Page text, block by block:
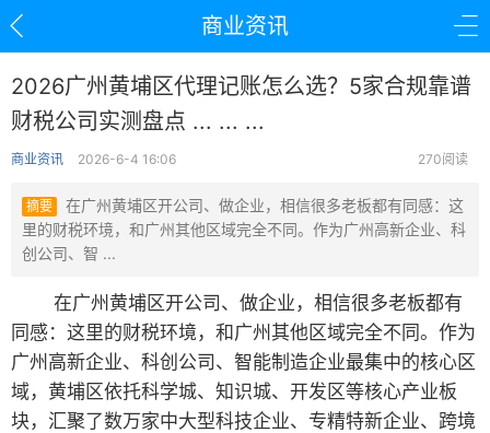
商业资讯
2026广州黄埔区代理记账怎么选？5家合规靠谱
财税公司实测盘点 ... ... ...
商业资讯 2026-6-4 16:06 270阅读
摘要
在广州黄埔区开公司、做企业，相信很多老板都有同感：这
里的财税环境，和广州其他区域完全不同。作为广州高新企业、科
创公司、智 ...
在广州黄埔区开公司、做企业，相信很多老板都有
同感：这里的财税环境，和广州其他区域完全不同。作为
广州高新企业、科创公司、智能制造企业最集中的核心区
域，黄埔区依托科学城、知识城、开发区等核心产业板
块，汇聚了数万家中大型科技企业、专精特新企业、跨境